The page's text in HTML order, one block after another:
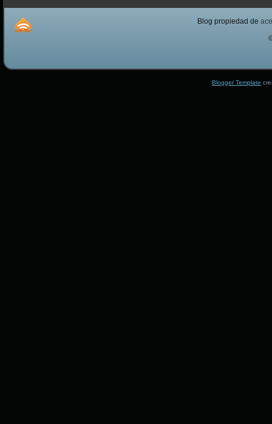
Blog propiedad de
Blogger Template